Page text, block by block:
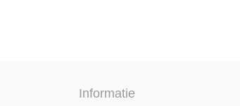
Informatie